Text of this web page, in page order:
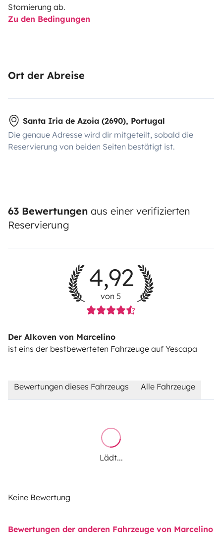
Stornierung ab.
Zu den Bedingungen
Ort der Abreise
Santa Iria de Azoia (2690), Portugal
Die genaue Adresse wird dir mitgeteilt, sobald die
Reservierung von beiden Seiten bestätigt ist.
63 Bewertungen aus einer verifizierten
Reservierung
4,92
von 5
Der Alkoven von Marcelino
ist eins der bestbewerteten Fahrzeuge auf Yescapa
Bewertungen dieses Fahrzeugs Alle Fahrzeuge
Lädt...
Keine Bewertung
Bewertungen der anderen Fahrzeuge von Marcelino